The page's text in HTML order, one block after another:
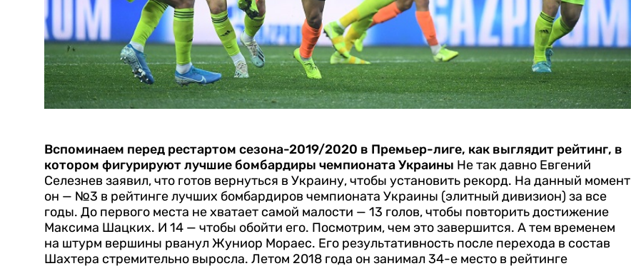
Вспоминаем перед рестартом сезона-2019/2020 в Премьер-лиге, как выглядит рейтинг, в
котором фигурируют лучшие бомбардиры чемпионата Украины Не так давно Евгений
Селезнев заявил, что готов вернуться в Украину, чтобы установить рекорд. На данный момент
он — №3 в рейтинге лучших бомбардиров чемпионата Украины (элитный дивизион) за все
годы. До первого места не хватает самой малости — 13 голов, чтобы повторить достижение
Максима Шацких. И 14 — чтобы обойти его. Посмотрим, чем это завершится. А тем временем
на штурм вершины рванул Жуниор Мораес. Его результативность после перехода в состав
Шахтера стремительно выросла. Летом 2018 года он занимал 34-е место в рейтинге